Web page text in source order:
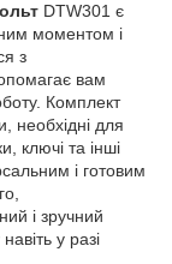
DTW301 є
моментом і
з
вам
Комплект
необхідні для
ключі та інші
і готовим
і зручний
у разі